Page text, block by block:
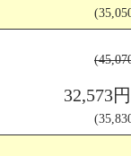
32,573